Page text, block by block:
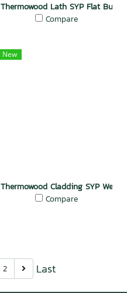
Thermowood Lath SYP Flat
Compare
Weather Groove Mocha
New
Thermowood Cladding SYP
Compare
2 Last